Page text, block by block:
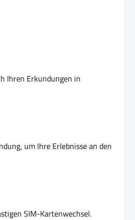
Ihren Erkundungen in
um Ihre Erlebnisse an den
SIM-Kartenwechsel.